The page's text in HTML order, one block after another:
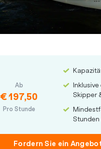
Ab
€ 197,50
Pro Stunde
Skipper
Stunden
Fordern Sie ein